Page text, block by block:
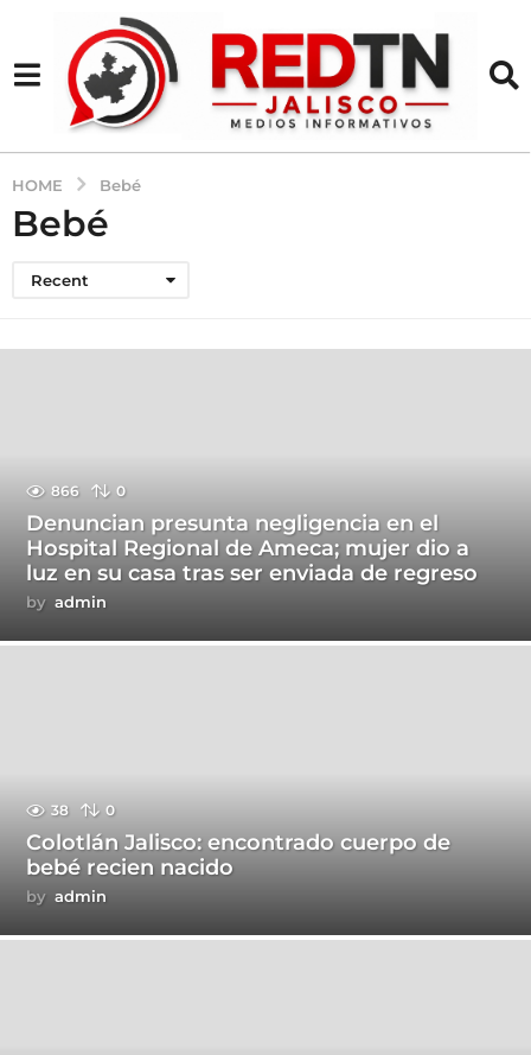
HOME Bebé
Bebé
Recent
866 0
Denuncian presunta negligencia en el
Hospital Regional de Ameca; mujer dio a
luz en su casa tras ser enviada de regreso
by admin
38 0
Colotlán Jalisco: encontrado cuerpo de
bebé recien nacido
by admin